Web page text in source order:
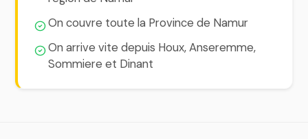
On couvre toute la Province de Namur
On arrive vite depuis Houx, Anseremme,
Sommiere et Dinant